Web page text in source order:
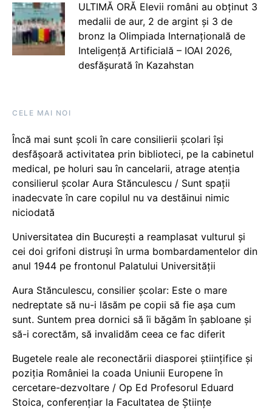
ULTIMĂ ORĂ Elevii români au obținut 3
medalii de aur, 2 de argint și 3 de
bronz la Olimpiada Internațională de
Inteligență Artificială – IOAI 2026,
desfășurată în Kazahstan
CELE MAI NOI
Încă mai sunt școli în care consilierii școlari își
desfășoară activitatea prin biblioteci, pe la cabinetul
medical, pe holuri sau în cancelarii, atrage atenția
consilierul școlar Aura Stănculescu / Sunt spații
inadecvate în care copilul nu va destăinui nimic
niciodată
Universitatea din București a reamplasat vulturul și
cei doi grifoni distruși în urma bombardamentelor din
anul 1944 pe frontonul Palatului Universității
Aura Stănculescu, consilier școlar: Este o mare
nedreptate să nu-i lăsăm pe copii să fie așa cum
sunt. Suntem prea dornici să îi băgăm în șabloane și
să-i corectăm, să invalidăm ceea ce fac diferit
Bugetele reale ale reconectării diasporei științifice și
poziția României la coada Uniunii Europene în
cercetare-dezvoltare / Op Ed Profesorul Eduard
Stoica, conferențiar la Facultatea de Științe